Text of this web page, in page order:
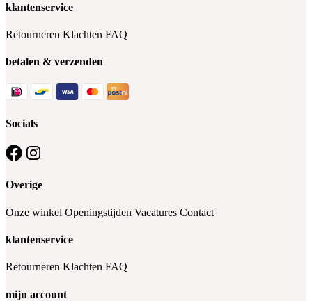
klantenservice
Retourneren Klachten FAQ
betalen & verzenden
Socials
Overige
Onze winkel Openingstijden Vacatures Contact
klantenservice
Retourneren Klachten FAQ
mijn account